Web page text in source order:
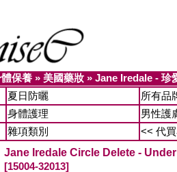
保養 » 美國藥妝 » Jane Iredale - 珍
夏日防曬
所有品
身體護理
男性護
雜項類別
<< 代
Jane Iredale Circle Delete -
[15004-32013]